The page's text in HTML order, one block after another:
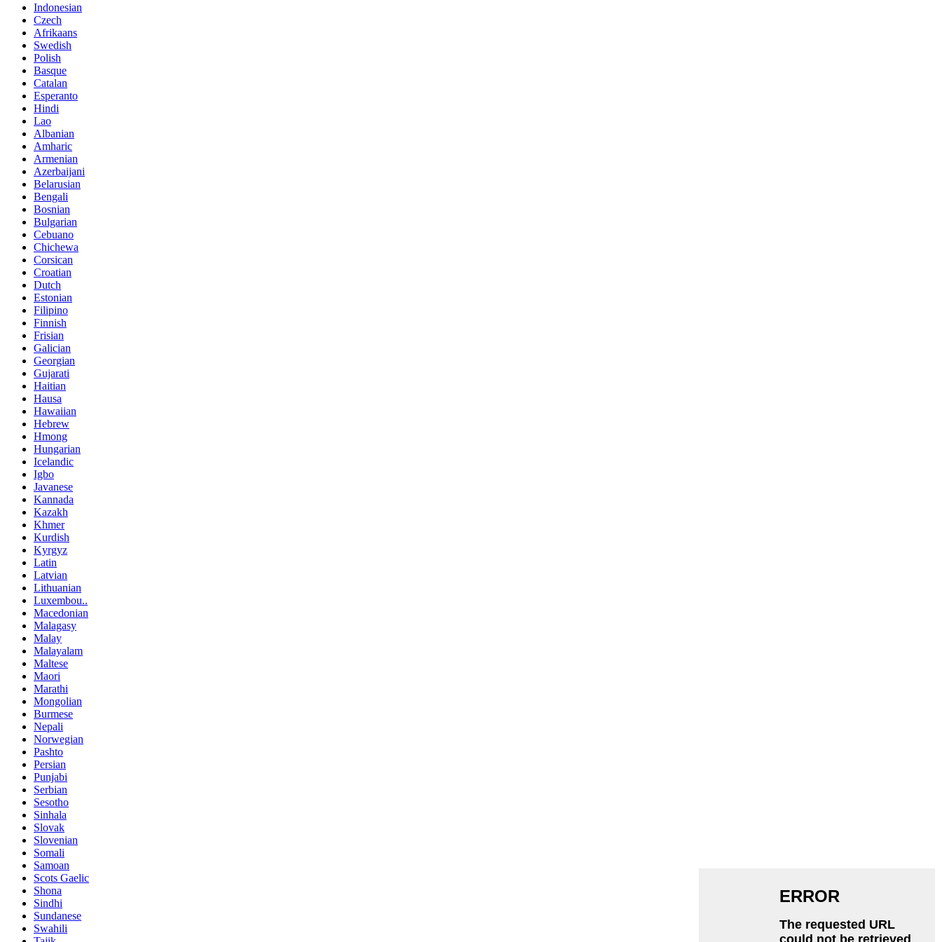
Indonesian
Czech
Afrikaans
Swedish
Polish
Basque
Catalan
Esperanto
Hindi
Lao
Albanian
Amharic
Armenian
Azerbaijani
Belarusian
Bengali
Bosnian
Bulgarian
Cebuano
Chichewa
Corsican
Croatian
Dutch
Estonian
Filipino
Finnish
Frisian
Galician
Georgian
Gujarati
Haitian
Hausa
Hawaiian
Hebrew
Hmong
Hungarian
Icelandic
Igbo
Javanese
Kannada
Kazakh
Khmer
Kurdish
Kyrgyz
Latin
Latvian
Lithuanian
Luxembou..
Macedonian
Malagasy
Malay
Malayalam
Maltese
Maori
Marathi
Mongolian
Burmese
Nepali
Norwegian
Pashto
Persian
Punjabi
Serbian
Sesotho
Sinhala
Slovak
Slovenian
Somali
Samoan
Scots Gaelic
Shona
Sindhi
Sundanese
Swahili